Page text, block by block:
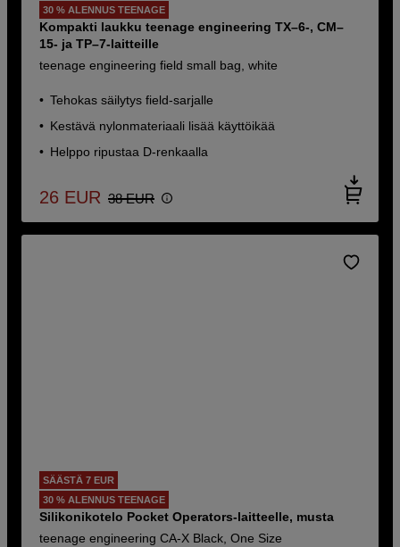
30 % ALENNUS TEENAGE
Kompakti laukku teenage engineering TX–6-, CM–
15- ja TP–7-laitteille
teenage engineering field small bag, white
Tehokas säilytys field-sarjalle
Kestävä nylonmateriaali lisää käyttöikää
Helppo ripustaa D-renkaalla
26 EUR 38 EUR
SÄÄSTÄ 7 EUR
30 % ALENNUS TEENAGE
Silikonikotelo Pocket Operators-laitteelle, musta
teenage engineering CA-X Black, One Size